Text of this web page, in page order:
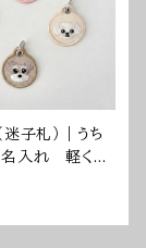
子札）｜うち
入れ 軽くて